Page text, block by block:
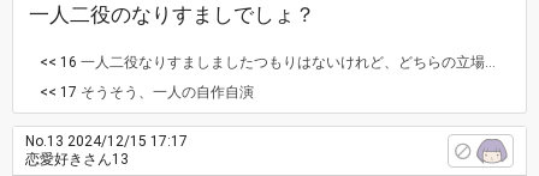
一人二役のなりすましでしょ？
<< 16 一人二役なりすましましたつもりはないけれど、どちらの立場からの意見ほしくてしてしまいました。
<< 17 そうそう、一人の自作自演
No.13 2024/12/15 17:17
恋愛好きさん13